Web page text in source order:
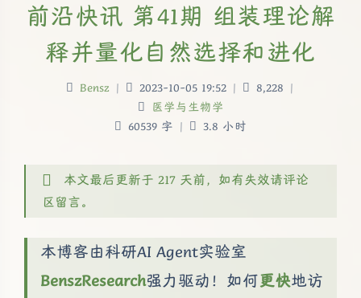
前沿快讯 第41期 组装理论解
释并量化自然选择和进化
Bensz | 2023-10-05 19:52 | 8,228 |
医学与生物学
60539 字 | 3.8 小时
本文最后更新于 217 天前，如有失效请评论
区留言。
本博客由科研AI Agent实验室
BenszResearch强力驱动！如何更快地访